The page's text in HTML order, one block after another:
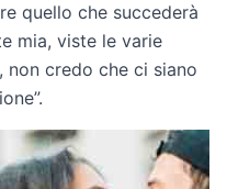
quello che succederà
mia, viste le varie
credo che ci siano